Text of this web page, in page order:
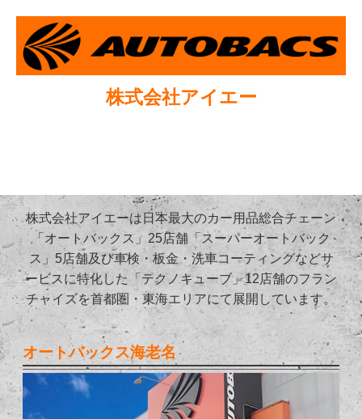
株式会社アイエー
株式会社アイエーは日本最大のカー用品総合チェーン
「オートバックス」25店舗「スーパーオートバック
ス」5店舗及び車検・板金・洗車コーティングなどサ
ービスに特化した「テクノキューブ」12店舗のフラン
チャイズを首都圏・東海エリアにて展開しています。
オートバックス海老名